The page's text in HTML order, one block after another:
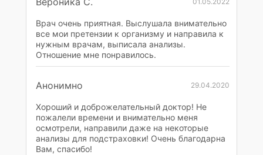
Врач очень приятная. Выслушала внимательно
все мои претензии к организму и направила к
нужным врачам, выписала анализы.
Отношение мне понравилось.
Анонимно 29.04.2020
Хороший и доброжелательный доктор! Не
пожалели времени и внимательно меня
осмотрели, направили даже на некоторые
анализы для подстраховки! Очень благодарна
Вам, спасибо!